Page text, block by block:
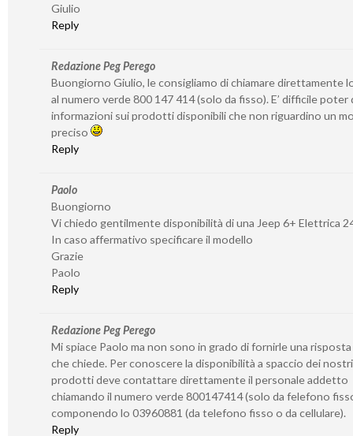
Giulio
Reply
Redazione Peg Perego
Buongiorno Giulio, le consigliamo di chiamare direttamente
al numero verde 800 147 414 (solo da fisso). E’ difficile poter
informazioni sui prodotti disponibili che non riguardino un
preciso
Reply
Paolo
Buongiorno
Vi chiedo gentilmente disponibilità di una Jeep 6+ Elettrica
In caso affermativo specificare il modello
Grazie
Paolo
Reply
Redazione Peg Perego
Mi spiace Paolo ma non sono in grado di fornirle una
che chiede. Per conoscere la disponibilità a spaccio dei nostri
prodotti deve contattare direttamente il personale addetto
chiamando il numero verde 800147414 (solo da felefono
componendo lo 03960881 (da telefono fisso o da cellulare).
Reply